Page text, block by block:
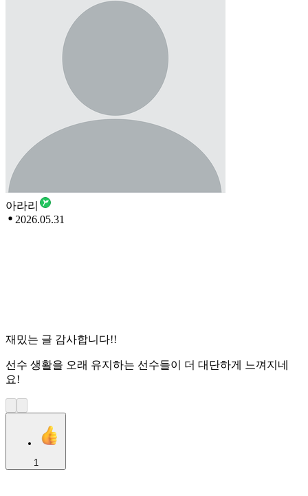
아라리
2026.05.31
재밌는 글 감사합니다!!
선수 생활을 오래 유지하는 선수들이 더 대단하게 느껴지네
요!
1